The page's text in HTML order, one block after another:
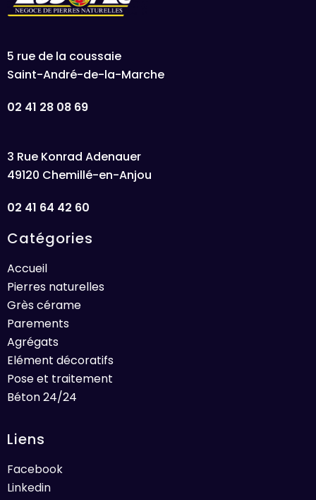
5 rue de la coussaie
Saint-André-de-la-Marche
02 41 28 08 69
3 Rue Konrad Adenauer
49120 Chemillé-en-Anjou
02 41 64 42 60
Catégories
Accueil
Pierres naturelles
Grès cérame
Parements
Agrégats
Elément décoratifs
Pose et traitement
Béton 24/24
Liens
Facebook
Linkedin